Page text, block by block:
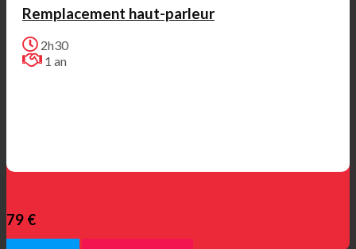
Remplacement haut-parleur
2h30
1 an
79 €